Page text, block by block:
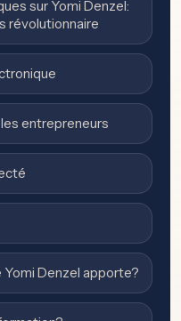
sur Yomi Denzel:
révolutionnaire
entrepreneurs
Yomi Denzel apporte?